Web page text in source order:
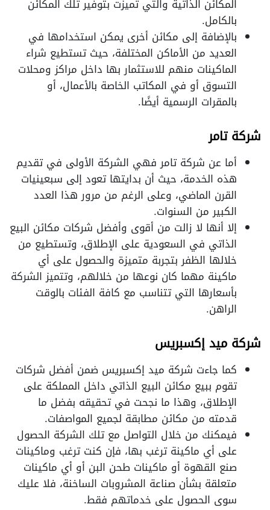
المكائن الذاتية والتي تميزت بتوفير تلك المكائن
بالكامل.
بالإضافة إلى مكائن أخرى يمكن استخدامها في
العديد من الأماكن المختلفة، حيث تستطيع شراء
الماكينات منهم للاستثمار بها داخل مراكز ومحلات
التسوق أو في المكاتب الخاصة بالأعمال، أو
بالمقرات الرسمية أيضًا.
شركة تامر
أما عن شركة تامر فهي الشركة الأولى في تقديم
هذه الخدمة، حيث أن بدايتها تعود إلى سبعينيات
القرن الماضي، وعلى الرغم من مرور هذا العدد
الكبير من السنوات.
إلا أنها لا زالت من أقوى وأفضل شركات مكائن البيع
الذاتي في السعودية على الإطلاق، وتستطيع من
خلالها الظفر بتجربة متميزة والحصول على أي
ماكينة مهما كان نوعها من خلالهم، وتتميز الشركة
بأسعارها التي تتناسب مع كافة الفئات بالوقت
الراهن.
شركة ميد إكسبريس
كما جاءت شركة ميد إكسبريس ضمن أفضل شركات
تقوم ببيع مكائن البيع الذاتي داخل المملكة على
الإطلاق، وهذا ما نجحت في تحقيقه بفضل ما
قدمته من مكائن مطابقة لجميع المواصفات.
فيمكنك من خلال التواصل مع تلك الشركة الحصول
على أي ماكينة ترغب بها، فإن كنت ترغب وماكينات
صنع القهوة أو ماكينات طحن البن أو أي ماكينات
متعلقة بشأن صناعة المشروبات الساخنة، فلا عليك
سوى الحصول على خدماتهم فقط.